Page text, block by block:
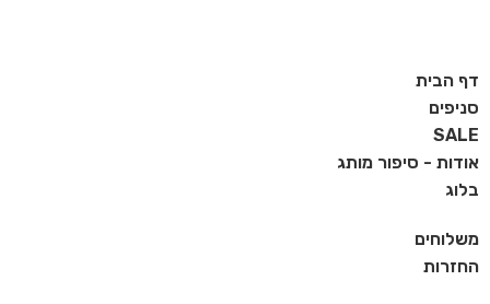
דף הבית
סניפים
SALE
אודות - סיפור מותג
בלוג
משלוחים
החזרות